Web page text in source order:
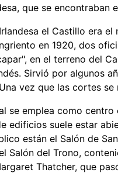
que se encontraban
el Castillo era
en 1920, dos
en el terreno del
Sirvió por algunos
vez que las cortes
se emplea como
edificios suele estar
están el Salón de
Salón del Trono,
Thatcher, que